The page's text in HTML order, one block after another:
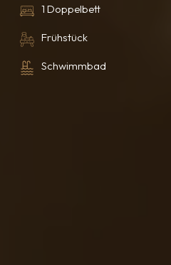
1 Doppelbett
Frühstück
Schwimmbad